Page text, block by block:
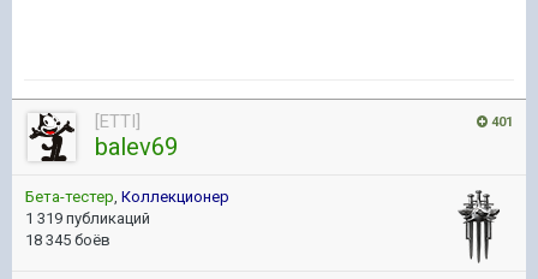
401
[ETTI]
balev69
Бета-тестер, Коллекционер
1 319 публикаций
18 345 боёв